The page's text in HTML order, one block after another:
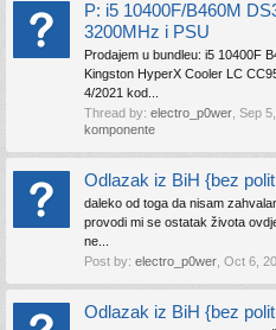
P: i5 10400F/B460M
3200MHz i PSU
Prodajem u bundleu: i5 10400F
Kingston HyperX Cooler LC
4/2021 kod...
Thread by: electro_p0wer Sep
komponente
Odlazak iz BiH {bez
daleko od toga da nisam
provodi mi se ostatak života
ne...
Post by: electro_p0wer Oct 6,
Odlazak iz BiH {bez